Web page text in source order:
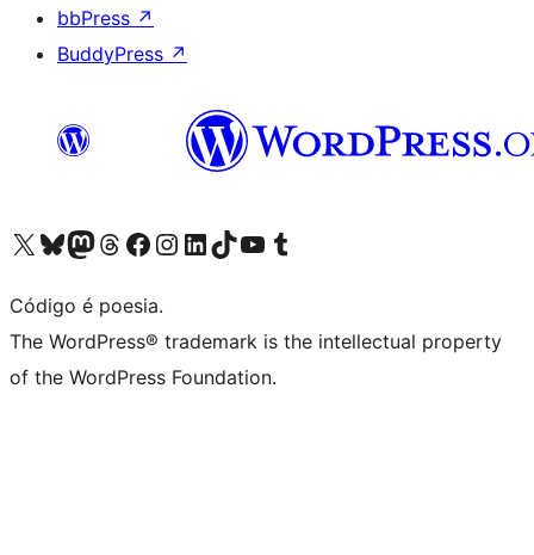
bbPress ↗
BuddyPress ↗
Visite a nossa conta X (antigo Twitter)
Visit our Bluesky account
Visit our Mastodon account
Visit our Threads account
Visite a nossa página do Facebook
Visite a nossa conta no Instagram
Visite a nossa conta no LinkedIn
Visit our TikTok account
Visit our YouTube channel
Visit our Tumblr account
Código é poesia.
The WordPress® trademark is the intellectual property
of the WordPress Foundation.